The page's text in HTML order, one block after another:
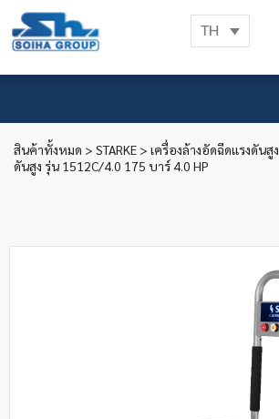
TH
สินค้าทั้งหมด > STARKE > เครื่องล้างอัดฉีดแรงดันสูง
ดันสูง รุ่น 1512C/4.0 175 บาร์ 4.0 HP